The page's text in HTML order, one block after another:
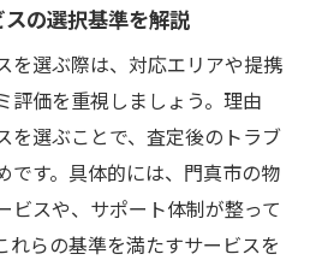
向を査定額アップに活かす
動産価格査定に差をつける
べき資料やポイントを解説
の選択基準を解説
を選ぶ際は、対応エリアや提携
評価を重視しましょう。理由
を選ぶことで、査定後のトラブ
です。具体的には、門真市の物
ビスや、サポート体制が整って
れらの基準を満たすサービスを